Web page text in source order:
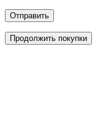
Отправить
Продолжить покупки